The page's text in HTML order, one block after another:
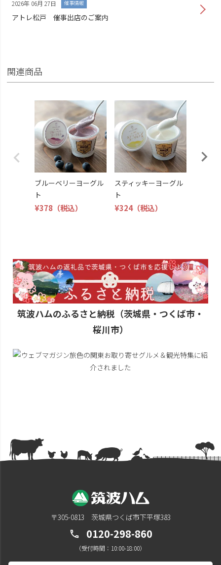
2026年 06月 27日 催事情報
アトレ松戸 催事出店のご案内
関連商品
ブルーベリーヨーグル
ト
¥378 （税込）
スティッキーヨーグル
ト
¥324（税込）
筑波ハムのふるさと納税（茨城県・つくば市・
桜川市）
〒305-0813 茨城県つくば市下平塚383
call 0120-298-860
（受付時間：10:00-18:00）